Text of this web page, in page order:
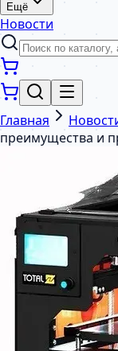
Ещё
Новости
Главная
преимущества и